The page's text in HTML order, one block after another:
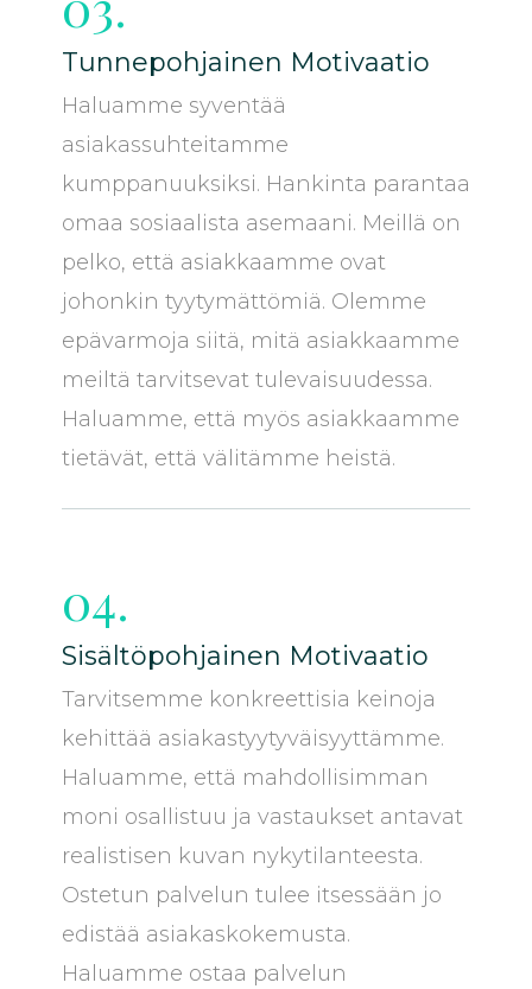
Tunnepohjainen Motivaatio
Haluamme syventää
asiakassuhteitamme
kumppanuuksiksi. Hankinta parantaa
omaa sosiaalista asemaani. Meillä on
pelko, että asiakkaamme ovat
johonkin tyytymättömiä. Olemme
epävarmoja siitä, mitä asiakkaamme
meiltä tarvitsevat tulevaisuudessa.
Haluamme, että myös asiakkaamme
tietävät, että välitämme heistä.
04.
Sisältöpohjainen Motivaatio
Tarvitsemme konkreettisia keinoja
kehittää asiakastyytyväisyyttämme.
Haluamme, että mahdollisimman
moni osallistuu ja vastaukset antavat
realistisen kuvan nykytilanteesta.
Ostetun palvelun tulee itsessään jo
edistää asiakaskokemusta.
Haluamme ostaa palvelun